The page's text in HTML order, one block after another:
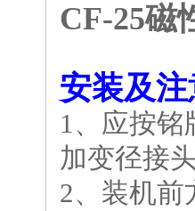
CF-25磁
安装及
1、应按
加变径接
2、装机前